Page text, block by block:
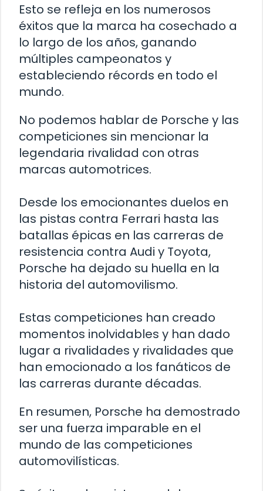
Esto se refleja en los numerosos
éxitos que la marca ha cosechado a
lo largo de los años, ganando
múltiples campeonatos y
estableciendo récords en todo el
mundo.
No podemos hablar de Porsche y las
competiciones sin mencionar la
legendaria rivalidad con otras
marcas automotrices.
Desde los emocionantes duelos en
las pistas contra Ferrari hasta las
batallas épicas en las carreras de
resistencia contra Audi y Toyota,
Porsche ha dejado su huella en la
historia del automovilismo.
Estas competiciones han creado
momentos inolvidables y han dado
lugar a rivalidades y rivalidades que
han emocionado a los fanáticos de
las carreras durante décadas.
En resumen, Porsche ha demostrado
ser una fuerza imparable en el
mundo de las competiciones
automovilísticas.